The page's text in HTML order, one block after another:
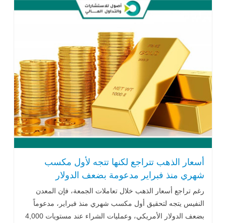
المالية بشأن مستقبل المعدن الأصفر، مدعومة بإمكانية عودة
مشتريات البنوك المركزية خلال الفترة المقبلة.
أسعار الذهب تتراجع لكنها تتجه لأول مكسب
شهري منذ فبراير مدعومة بضعف الدولار
الأمريكي
رغم تراجع أسعار الذهب خلال تعاملات الجمعة، فإن المعدن
النفيس يتجه لتحقيق أول مكسب شهري منذ فبراير، مدعوماً
بضعف الدولار الأمريكي، وعمليات الشراء عند مستويات 4,000